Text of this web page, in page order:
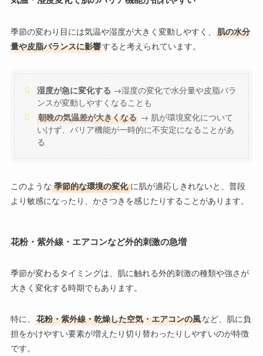
季節の変わり目には気温や湿度が大きく変動しやすく
肌の水分
量や皮脂バランスに影響すると考えられています。
湿度が急に変化する →湿度の変化で水分量や皮脂バラ
ンスが変動しやすくなることも
朝晩の気温差が大きくなる → 肌が環境変化について
いけず、バリア機能が一時的に不安定になることがあ
る
このような 季節的な環境の変化 に肌が適応しきれないと、 普段
より敏感になったり、かさつきを感じたりすることがあります。
花粉・紫外線・エアコンなど外的刺激の急増
季節が変わるタイミングは、 肌に触れる外的刺激の種類や強さが
大きく変化する時期でもあります。
特に、 花粉・紫外線・乾燥した空気・エアコンの風など、肌に負
担をかけやすい要素が増えたり切り替わったりしやすいのが特徴
です。